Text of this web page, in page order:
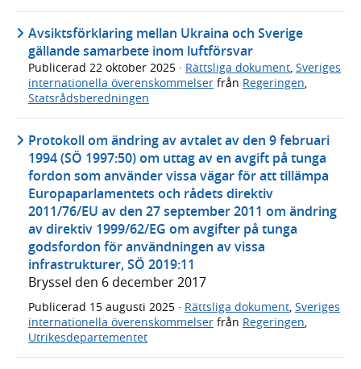
Avsiktsförklaring mellan Ukraina och Sverige
gällande samarbete inom luftförsvar
Publicerad 22 oktober 2025 · Rättsliga dokument, Sveriges
internationella överenskommelser från Regeringen,
Statsrådsberedningen
Protokoll om ändring av avtalet av den 9 februari
1994 (SÖ 1997:50) om uttag av en avgift på tunga
fordon som använder vissa vägar för att tillämpa
Europaparlamentets och rådets direktiv
2011/76/EU av den 27 september 2011 om ändring
av direktiv 1999/62/EG om avgifter på tunga
godsfordon för användningen av vissa
infrastrukturer, SÖ 2019:11
Bryssel den 6 december 2017
Publicerad 15 augusti 2025 · Rättsliga dokument Sveriges
internationella överenskommelser från Regeringen
Utrikesdepartementet